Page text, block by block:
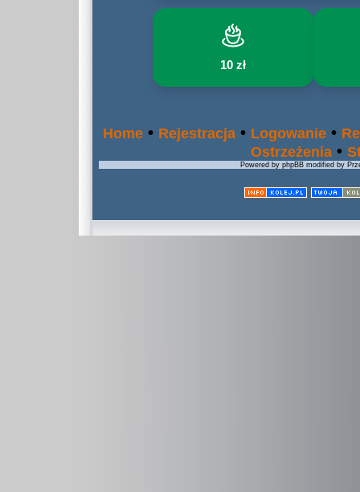
10 zł
Home • Rejestracja • Logowanie •
Ostrzeżenia •
Powered by phpBB modified by